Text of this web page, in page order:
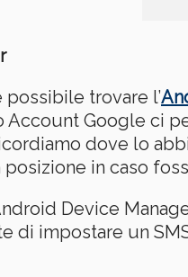
trovare l’
Account Google ci
dove lo
in caso
Device
di impostare un